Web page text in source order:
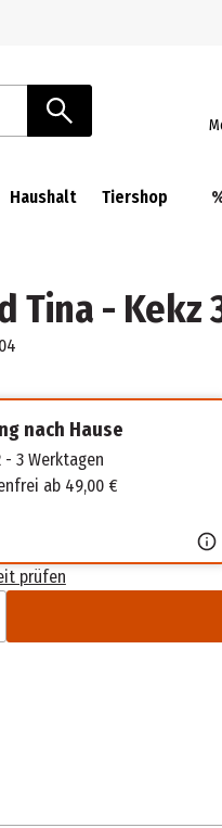
Haushalt Tiershop
Tina - Kekz
nach Hause
3 Werktagen
ab 49,00 €
prüfen